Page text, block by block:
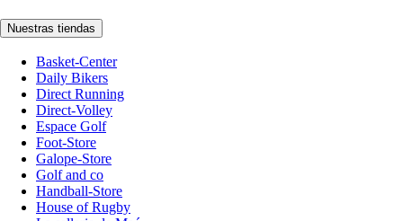
Nuestras tiendas
Basket-Center
Daily Bikers
Direct Running
Direct-Volley
Espace Golf
Foot-Store
Galope-Store
Golf and co
Handball-Store
House of Rugby